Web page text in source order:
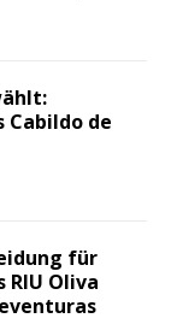
Cabildo de
für
RIU Oliva